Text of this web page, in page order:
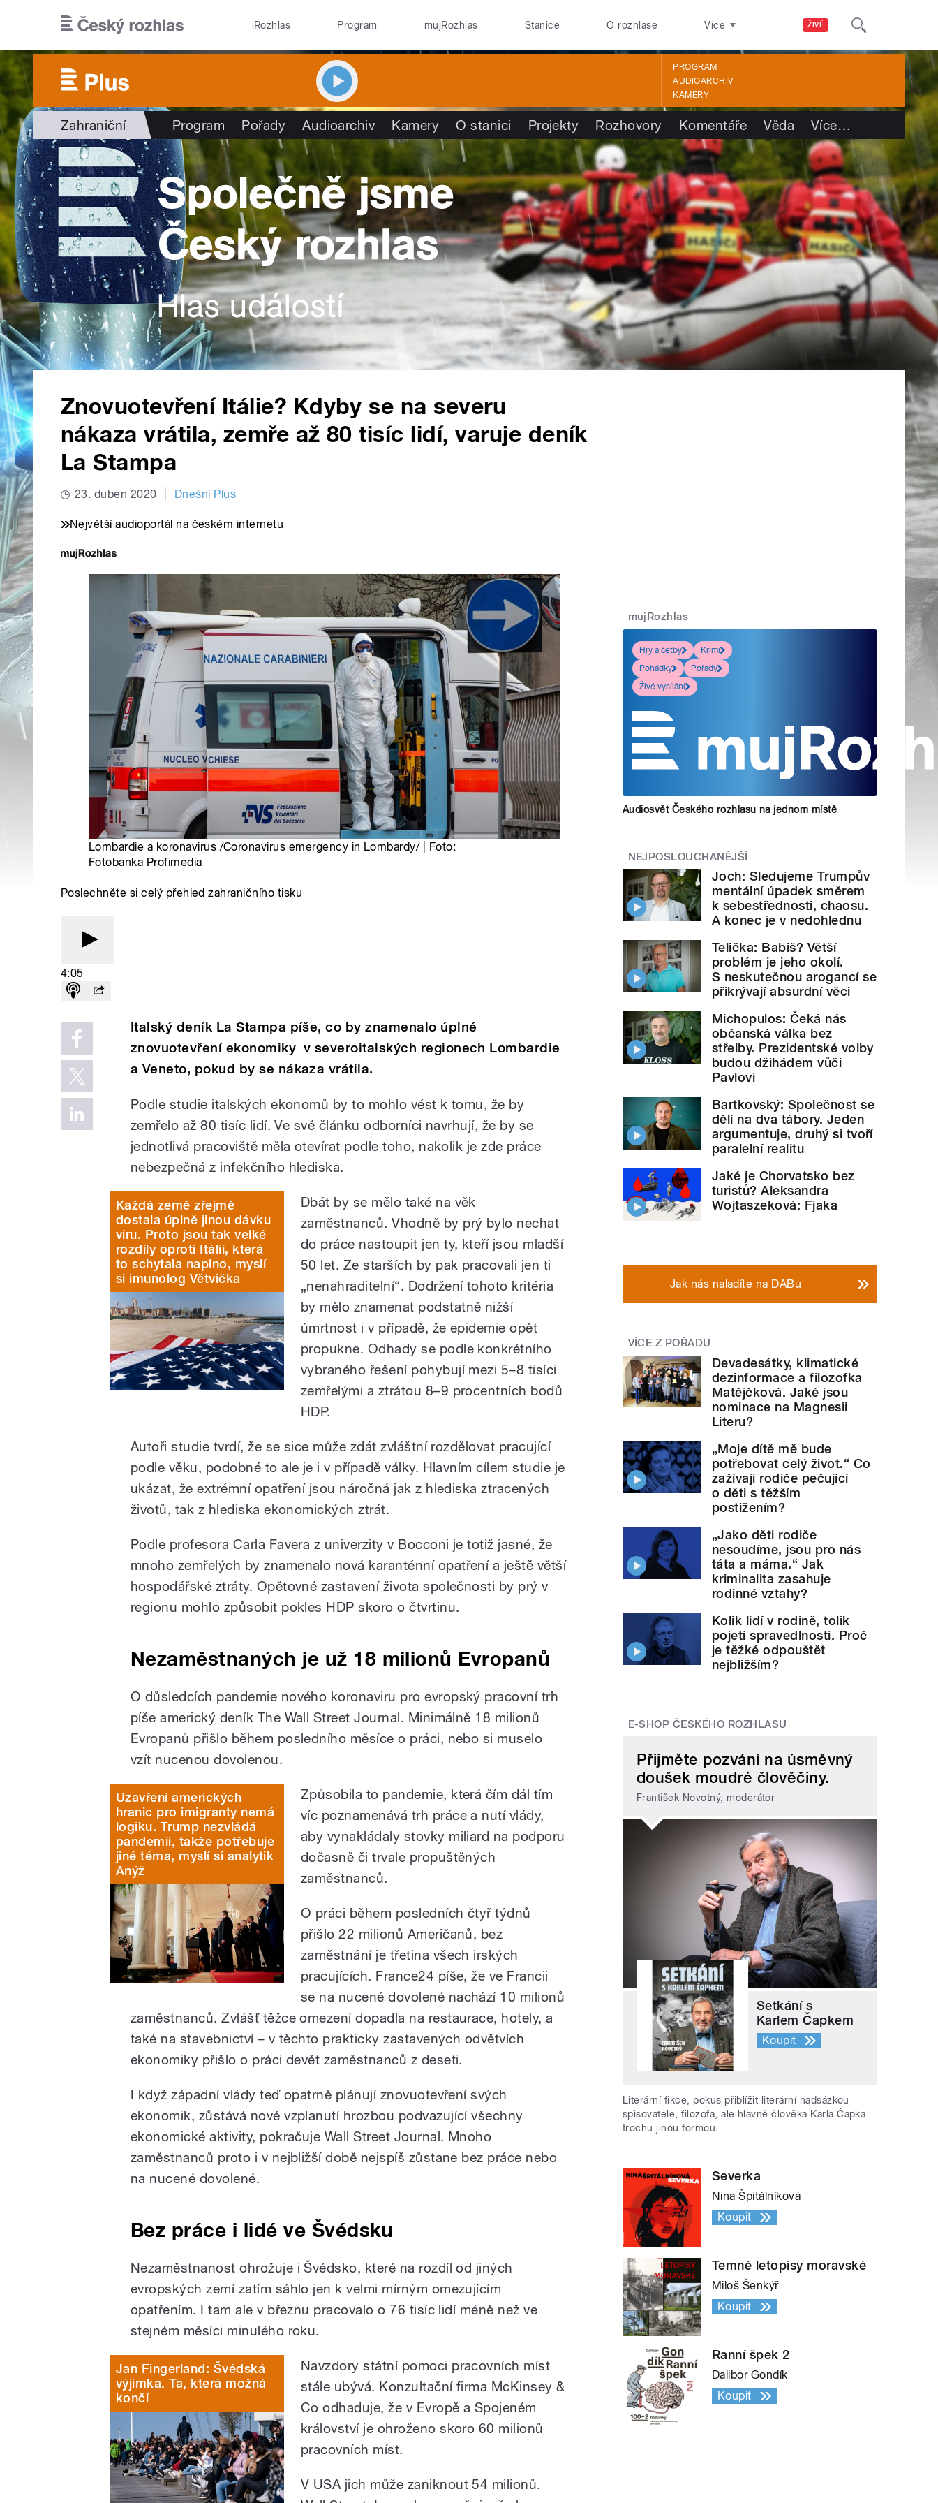
ŽIVĚ
iRozhlas Program mujRozhlas Stanice O rozhlase Více
PROGRAM
AUDIOARCHIV
KAMERY
Zahraniční Program Pořady Audioarchiv Kamery O stanici Projekty Rozhovory Komentáře Věda Více…
Znovuotevření Itálie? Kdyby se na severu
nákaza vrátila, zemře až 80 tisíc lidí, varuje deník
La Stampa
23. duben 2020 Dnešní Plus
Největší audioportál na českém internetu
Lombardie a koronavirus /Coronavirus emergency in Lombardy/ | Foto:
Fotobanka Profimedia
Poslechněte si celý přehled zahraničního tisku
4:05
Italský deník La Stampa píše, co by znamenalo úplné
znovuotevření ekonomiky v severoitalských regionech Lombardie
a Veneto, pokud by se nákaza vrátila.
Podle studie italských ekonomů by to mohlo vést k tomu, že by
zemřelo až 80 tisíc lidí. Ve své článku odborníci navrhují, že by se
jednotlivá pracoviště měla otevírat podle toho, nakolik je zde práce
nebezpečná z infekčního hlediska.
Každá země zřejmě
dostala úplně jinou dávku
viru. Proto jsou tak velké
rozdíly oproti Itálii, která
to schytala naplno, myslí
si imunolog Větvička
Dbát by se mělo také na věk
zaměstnanců. Vhodně by prý bylo nechat
do práce nastoupit jen ty, kteří jsou mladší
50 let. Ze starších by pak pracovali jen ti
„nenahraditelní“. Dodržení tohoto kritéria
by mělo znamenat podstatně nižší
úmrtnost i v případě, že epidemie opět
propukne. Odhady se podle konkrétního
vybraného řešení pohybují mezi 5–8 tisíci
zemřelými a ztrátou 8–9 procentních bodů
HDP.
Autoři studie tvrdí, že se sice může zdát zvláštní rozdělovat pracující
podle věku, podobné to ale je i v případě války. Hlavním cílem studie je
ukázat, že extrémní opatření jsou náročná jak z hlediska ztracených
životů, tak z hlediska ekonomických ztrát.
Podle profesora Carla Favera z univerzity v Bocconi je totiž jasné, že
mnoho zemřelých by znamenalo nová karanténní opatření a ještě větší
hospodářské ztráty. Opětovné zastavení života společnosti by prý v
regionu mohlo způsobit pokles HDP skoro o čtvrtinu.
Nezaměstnaných je už 18 milionů Evropanů
O důsledcích pandemie nového koronaviru pro evropský pracovní trh
píše americký deník The Wall Street Journal. Minimálně 18 milionů
Evropanů přišlo během posledního měsíce o práci, nebo si muselo
vzít nucenou dovolenou.
Uzavření amerických
hranic pro imigranty nemá
logiku. Trump nezvládá
pandemii, takže potřebuje
jiné téma, myslí si analytik
Anýž
Způsobila to pandemie, která čím dál tím
víc poznamenává trh práce a nutí vlády,
aby vynakládaly stovky miliard na podporu
dočasně či trvale propuštěných
zaměstnanců.
O práci během posledních čtyř týdnů
přišlo 22 milionů Američanů, bez
zaměstnání je třetina všech irských
pracujících. France24 píše, že ve Francii
se na nucené dovolené nachází 10 milionů
zaměstnanců. Zvlášť těžce omezení dopadla na restaurace, hotely, a
také na stavebnictví – v těchto prakticky zastavených odvětvích
ekonomiky přišlo o práci devět zaměstnanců z deseti.
I když západní vlády teď opatrně plánují znovuotevření svých
ekonomik, zůstává nové vzplanutí hrozbou podvazující všechny
ekonomické aktivity, pokračuje Wall Street Journal. Mnoho
zaměstnanců proto i v nejbližší době nejspíš zůstane bez práce nebo
na nucené dovolené.
Bez práce i lidé ve Švédsku
Nezaměstnanost ohrožuje i Švédsko, které na rozdíl od jiných
evropských zemí zatím sáhlo jen k velmi mírným omezujícím
opatřením. I tam ale v březnu pracovalo o 76 tisíc lidí méně než ve
stejném měsíci minulého roku.
Jan Fingerland: Švédská
výjimka. Ta, která možná
končí
Navzdory státní pomoci pracovních míst
stále ubývá. Konzultační firma McKinsey &
Co odhaduje, že v Evropě a Spojeném
království je ohroženo skoro 60 milionů
pracovních míst.
V USA jich může zaniknout 54 milionů.
mujRozhlas
Hry a četby
Krimi
Pohádky
Pořady
Živé vysílání
Audiosvět Českého rozhlasu na jednom místě
NEJPOSLOUCHANĚJŠÍ
Joch: Sledujeme Trumpův
mentální úpadek směrem
k sebestřednosti, chaosu.
A konec je v nedohlednu
Telička: Babiš? Větší
problém je jeho okolí.
S neskutečnou arogancí se
přikrývají absurdní věci
Michopulos: Čeká nás
občanská válka bez
střelby. Prezidentské volby
budou džihádem vůči
Pavlovi
Bartkovský: Společnost se
dělí na dva tábory. Jeden
argumentuje, druhý si tvoří
paralelní realitu
Jaké je Chorvatsko bez
turistů? Aleksandra
Wojtaszeková: Fjaka
Jak nás naladíte na DABu
VÍCE Z POŘADU
Devadesátky, klimatické
dezinformace a filozofka
Matějčková. Jaké jsou
nominace na Magnesii
Literu?
„Moje dítě mě bude
potřebovat celý život.“ Co
zažívají rodiče pečující
o děti s těžším
postižením?
„Jako děti rodiče
nesoudíme, jsou pro nás
táta a máma.“ Jak
kriminalita zasahuje
rodinné vztahy?
Kolik lidí v rodině, tolik
pojetí spravedlnosti. Proč
je těžké odpouštět
nejbližším?
E-SHOP ČESKÉHO ROZHLASU
Přijměte pozvání na úsměvný
doušek moudré člověčiny.
František Novotný, moderátor
Setkání s
Karlem Čapkem
Koupit
Literární fikce, pokus přiblížit literární nadsázkou
spisovatele, filozofa, ale hlavně člověka Karla Čapka
trochu jinou formou.
Severka
Nina Špitálníková
Koupit
Temné letopisy moravské
Miloš Šenkýř
Koupit
Ranní špek 2
Dalibor Gondík
Koupit